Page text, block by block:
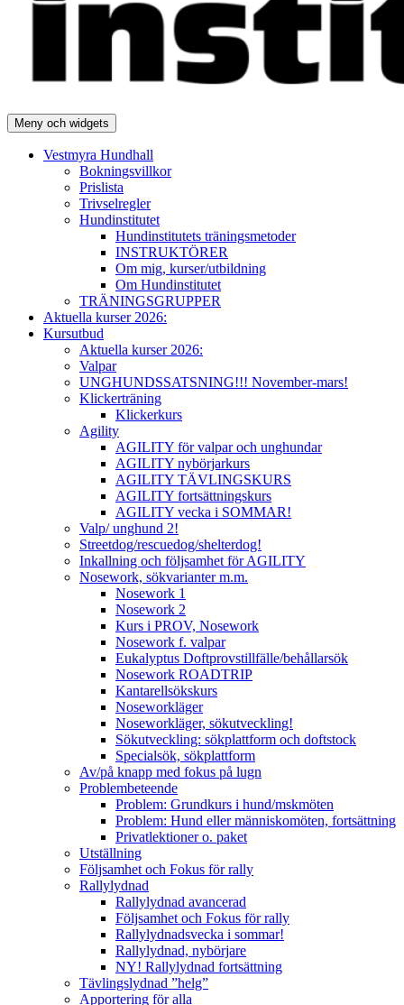
Meny och widgets
Vestmyra Hundhall
Bokningsvillkor
Prislista
Trivselregler
Hundinstitutet
Hundinstitutets träningsmetoder
INSTRUKTÖRER
Om mig, kurser/utbildning
Om Hundinstitutet
TRÄNINGSGRUPPER
Aktuella kurser 2026:
Kursutbud
Aktuella kurser 2026:
Valpar
UNGHUNDSSATSNING!!! November-mars!
Klickerträning
Klickerkurs
Agility
AGILITY för valpar och unghundar
AGILITY nybörjarkurs
AGILITY TÄVLINGSKURS
AGILITY fortsättningskurs
AGILITY vecka i SOMMAR!
Valp/ unghund 2!
Streetdog/rescuedog/shelterdog!
Inkallning och följsamhet för AGILITY
Nosework, sökvarianter m.m.
Nosework 1
Nosework 2
Kurs i PROV, Nosework
Nosework f. valpar
Eukalyptus Doftprovstillfälle/behållarsök
Nosework ROADTRIP
Kantarellsökskurs
Noseworkläger
Noseworkläger, sökutveckling!
Sökutveckling: sökplattform och doftstock
Specialsök, sökplattform
Av/på knapp med fokus på lugn
Problembeteende
Problem: Grundkurs i hund/mskmöten
Problem: Hund eller människomöten, fortsättning
Privatlektioner o. paket
Utställning
Följsamhet och Fokus för rally
Rallylydnad
Rallylydnad avancerad
Följsamhet och Fokus för rally
Rallylydnadsvecka i sommar!
Rallylydnad, nybörjare
NY! Rallylydnad fortsättning
Tävlingslydnad ”helg”
Apportering för alla